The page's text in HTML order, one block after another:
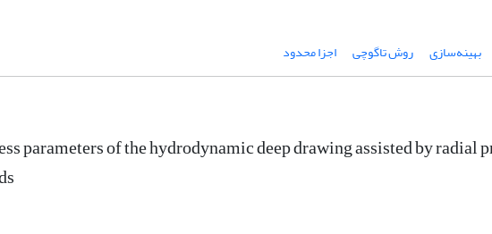
بهینه‌سازی روش تاگوچی اجزا محدود
parameters of the hydrodynamic deep drawing assisted by radial